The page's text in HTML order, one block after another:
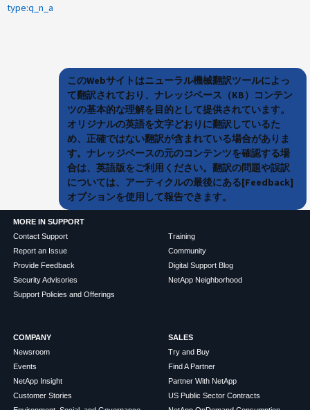
type:q_n_a
このWebサイトはニューラル機械翻訳ツールによっ
て翻訳されており、ナレッジベース（KB）コンテン
ツの基本的な理解を目的として提供されています。
オリジナルの英語を文字どおりに翻訳しているた
め、正確ではない翻訳が含まれている場合がありま
す。ナレッジベースの元のコンテンツを確認する場
合は、英語版をご利用ください。翻訳の問題や誤訳
については、アーティクルの最後にある[Feedback]
オプションを使用して報告できます。
MORE IN SUPPORT
Contact Support
Report an Issue
Provide Feedback
Security Advisories
Support Policies and Offerings
Training
Community
Digital Support Blog
NetApp Neighborhood
COMPANY
Newsroom
Events
NetApp Insight
Customer Stories
SALES
Try and Buy
Find A Partner
Partner With NetApp
US Public Sector Contracts